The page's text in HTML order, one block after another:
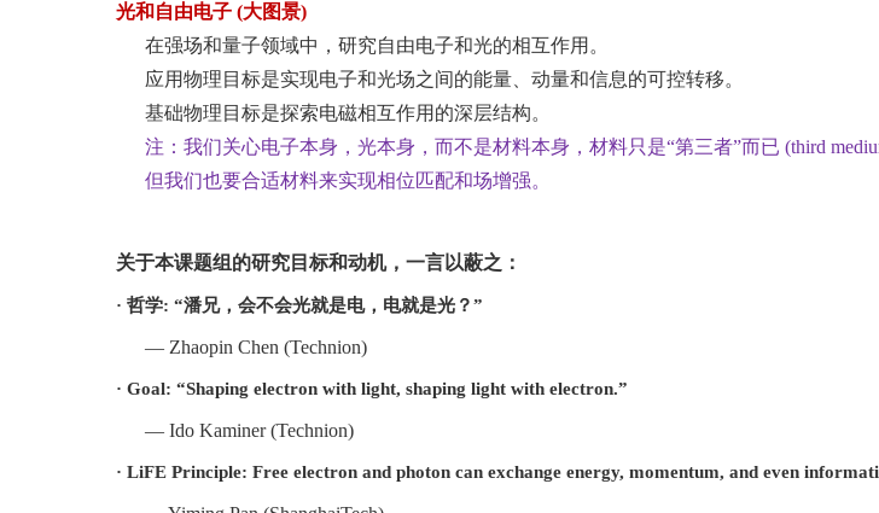
光和自由电子 (大图景)
在强场和量子领域中，研究自由电子和光的相互作用。
应用物理目标是实现电子和光场之间的能量、动量和信息的可控转移。
基础物理目标是探索电磁相互作用的深层结构。
注：我们关心电子本身，光本身，而不是材料本身， 材料只是“第三者”而已 (third
但我们也要合适材料来实现相位匹配和场增强。
关于本课题组的研究目标和动机， 一言以蔽之：
· 哲学: “潘兄，会不会光就是电，电就是光？”
— Zhaopin Chen (Technion)
· Goal: “Shaping electron with light, shaping light with electron.”
— Ido Kaminer (Technion)
· LiFE Principle: Free electron and photon can exchange energy, momentum, and even